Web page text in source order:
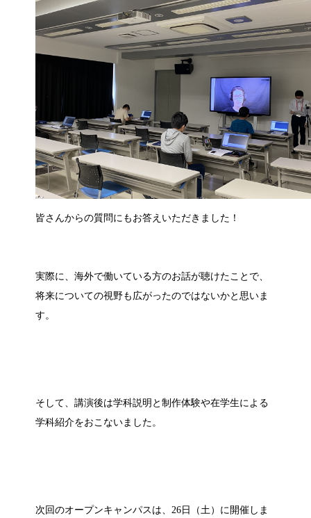
皆さんからの質問にもお答えいただきました！
実際に、海外で働いている方のお話が聴けたことで、
将来についての視野も広がったのではないかと思いま
す。
そして、講演後は学科説明と制作体験や在学生による
学科紹介をおこないました。
次回のオープンキャンパスは、26日（土）に開催しま